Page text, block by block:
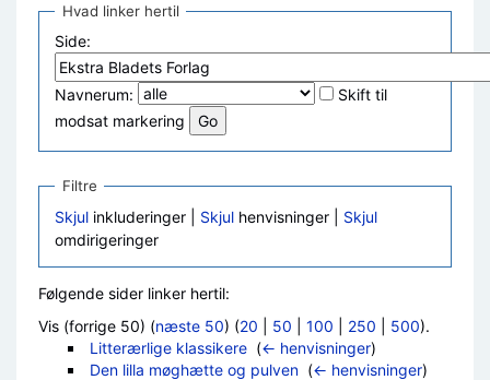
Hvad linker hertil
Side:
Navnerum:
Skift til
modsat markering
Filtre
Skjul inkluderinger | Skjul henvisninger | Skjul
omdirigeringer
Følgende sider linker hertil:
Vis (forrige 50) (næste 50) (20 50 100 250 500).
Litterærlige klassikere‎ (← henvisninger)
Den lilla møghætte og pulven‎ (← henvisninger)